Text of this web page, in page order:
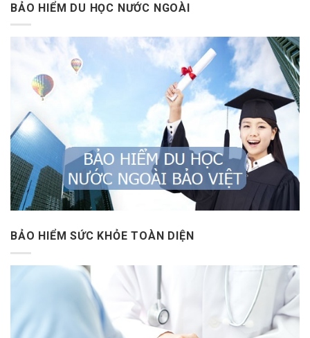
BẢO HIỂM DU HỌC NƯỚC NGOÀI
BẢO HIỂM SỨC KHỎE TOÀN DIỆN